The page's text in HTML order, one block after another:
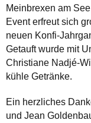
Meinbrexen am
Event erfreut sich
neuen Konfi-
Getauft wurde mit
Christiane Nadjé-
kühle Getränke.
Ein herzliches
und Jean